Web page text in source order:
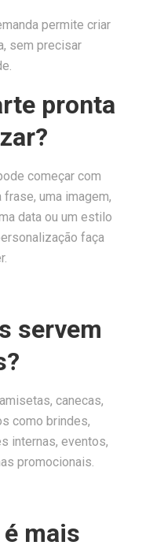
permite criar
sem precisar
pronta
começar com
uma imagem,
data ou um estilo
faça
servem
canecas,
como brindes,
internas, eventos,
promocionais.
mais